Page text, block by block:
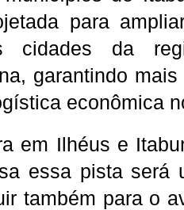
para
cidades da
garantindo
econômica
em Ilhéus e
essa pista será
também para o